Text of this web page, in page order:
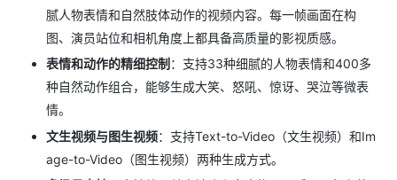
腻人物表情和自然肢体动作的视频内容。每一帧画面在构
图、演员站位和相机角度上都具备高质量的影视质感。
表情和动作的精细控制 ：支持33种细腻的人物表情和400多
种自然动作组合，能够生成大笑、怒吼、惊讶、哭泣等微表
情。
文生视频与图生视频：支持Text-to-Video（文生视频）和Im
age-to-Video（图生视频）两种生成方式。